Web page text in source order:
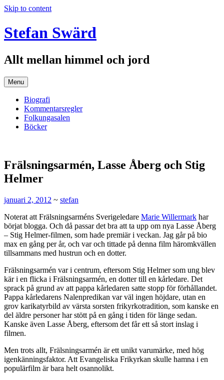
Skip to content
Stefan Swärd
Allt mellan himmel och jord
Menu
Biografi
Kommentarsregler
Folkungasalen
Böcker
Frälsningsarmén, Lasse Åberg och Stig
Helmer
januari 2, 2012 ~ stefan
Noterat att Frälsningsarméns Sverigeledare Marie Willermark har
börjat blogga. Och då passar det bra att ta upp om nya Lasse Åberg
– Stig Helmer-filmen, som hade premiär i veckan. Jag går på bio
max en gång per år, och var och tittade på denna film häromkvällen
tillsammans med hustrun och en dotter.
Frälsningsarmén var i centrum, eftersom Stig Helmer som ung blev
kär i en flicka i Frälsningsarmén, en dotter till en kårledare. Det
sprack på grund av att pappa kårledaren satte stopp för förhållandet.
Pappa kårledarens Nalenpredikan var väl ingen höjdare, utan en
grov karikatyrbild av värsta sorsten frikyrkotradition, som kanske en
del äldre personer har stött på en gång i tiden för länge sedan.
Kanske även Lasse Åberg, eftersom det får ett så stort inslag i
filmen.
Men trots allt, Frälsningsarmén är ett unikt varumärke, med hög
igenkänningsfaktor. Att Evangeliska Frikyrkan skulle hamna i en
populärfilm är bara helt osannolikt.